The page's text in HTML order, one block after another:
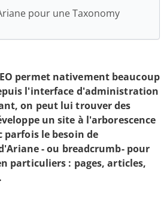
pour une Taxonomy
permet nativement beaucoup
l'interface d'administration
on peut lui trouver des
un site à l'arborescence
parfois le besoin de
- ou breadcrumb- pour
particuliers : pages, articles,